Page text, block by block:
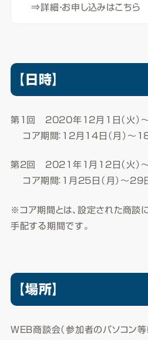
⇒詳細・お申し込みはこちら
【日時】
第1回 2020年12月1日（火）～
コア期間：12月14日（月）～18
第2回 2021年1月12日（火）
コア期間：1月25日（月）～29日
※コア期間とは、設定された商談に
手配する期間です。
【場所】
WEB商談会（参加者のパソコン等